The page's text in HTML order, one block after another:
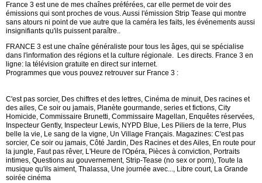
France 3 est une de mes chaînes préférées, car elle permet de voir des
émissions qui sont proches de vous. Aussi l'émission Strip Tease qui montre
sans atours ni point de vue autre que la caméra les faits, les événements aussi
insignifiants qu'ils puissent paraître..
FRANCE 3 est une chaîne généraliste pour tous les âges, qui se spécialise
dans l'information des régions et la culture régionale. Les directs. France 3 en
ligne: la télévision gratuite en direct sur internet.
Programmes que vous pouvez retrouver sur France 3 :
C'est pas sorcier, Des chiffres et des lettres, Cinéma de minuit, Des racines et
des ailes, Ce soir ou jamais, Planète gourmande, series et fictions, City
Homicide, Commissaire Brunetti, Commissaire Magellan, Enquêtes réservées,
Inspecteur Gently, Inspecteur Lewis, NYPD Blue, Les Piliers de la terre, Plus
belle la vie, Le sang de la vigne, Un Village Français. Magazines: C'est pas
sorcier, Ce soir ou jamais, Côté Jardin, Des Racines et des Ailes, En route pour
la jungle, Faut pas rêver, L'Heure de l'Opéra, Pièces à conviction, Portraits
intimes, Questions au gouvernement, Strip-Tease (no sex or porn), Toute la
musique qu'ils aiment, Thalassa, Une journée avec..., Libre court, La Grande
soirée cinéma